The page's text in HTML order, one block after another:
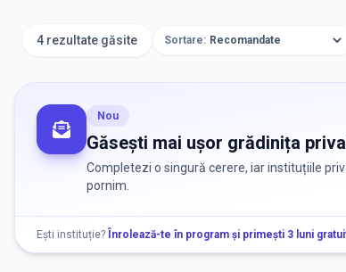
4 rezultate găsite Sortare:
Nou
Găsești mai ușor grădinița
Completezi o singură cerere, iar instituțiile
pornim.
Ești instituție? Înrolează-te în program și primești 3 luni